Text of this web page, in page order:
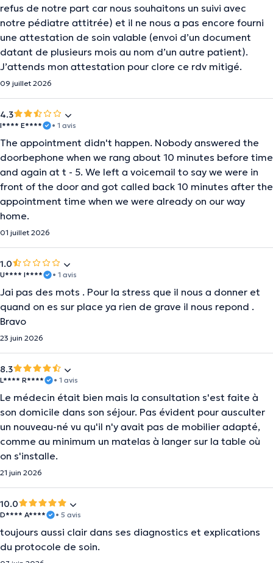
refus de notre part car nous souhaitons un suivi avec
notre pédiatre attitrée) et il ne nous a pas encore fourni
une attestation de soin valable (envoi d’un document
datant de plusieurs mois au nom d’un autre patient).
J’attends mon attestation pour clore ce rdv mitigé.
09 juillet 2026
4.3
I**** E**** • 1 avis
The appointment didn't happen. Nobody answered the
doorbephone when we rang about 10 minutes before time
and again at t - 5. We left a voicemail to say we were in
front of the door and got called back 10 minutes after the
appointment time when we were already on our way
home.
01 juillet 2026
1.0
U**** I**** • 1 avis
Jai pas des mots . Pour la stress que il nous a donner et
quand on es sur place ya rien de grave il nous repond .
Bravo
23 juin 2026
8.3
L**** R**** • 1 avis
Le médecin était bien mais la consultation s'est faite à
son domicile dans son séjour. Pas évident pour ausculter
un nouveau-né vu qu'il n'y avait pas de mobilier adapté,
comme au minimum un matelas à langer sur la table où
on s'installe.
21 juin 2026
10.0
D**** A**** • 5 avis
toujours aussi clair dans ses diagnostics et explications
du protocole de soin.